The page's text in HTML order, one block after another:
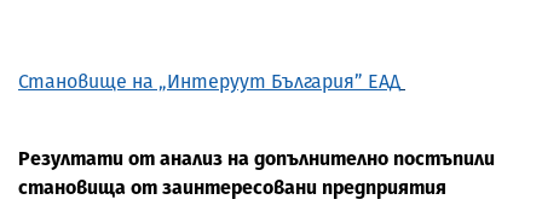
Становище на „Интеруут България” ЕАД
Резултати от анализ на допълнително постъпили
становища от заинтересовани предприятия